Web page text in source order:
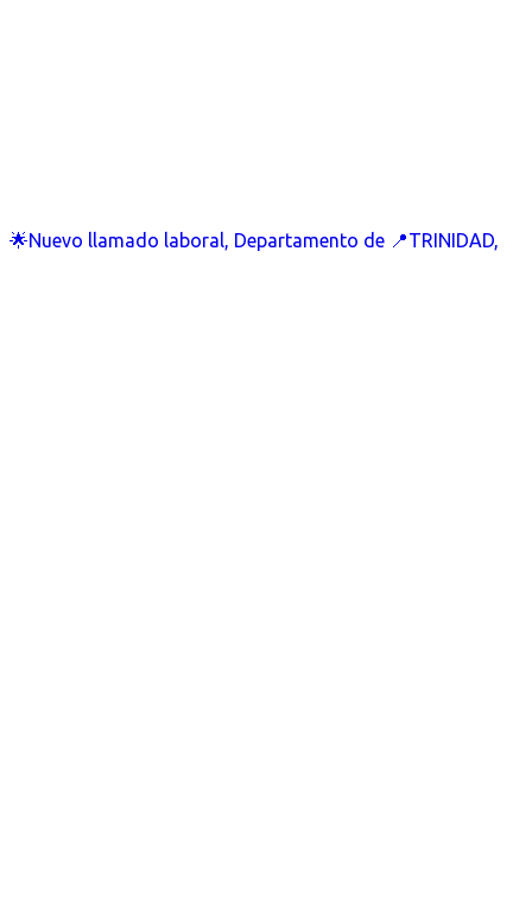
🌟Nuevo llamado laboral, Departamento de 📍TRINIDAD,